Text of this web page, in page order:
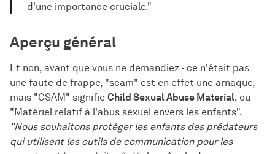
d'une importance cruciale."
Aperçu général
Et non, avant que vous ne demandiez - ce n'était pas
une faute de frappe, "scam" est en effet une arnaque,
mais "CSAM" signifie Child Sexual Abuse Material, ou
"Matériel relatif à l'abus sexuel envers les enfants".
"Nous souhaitons protéger les enfants des prédateurs
qui utilisent les outils de communication pour les